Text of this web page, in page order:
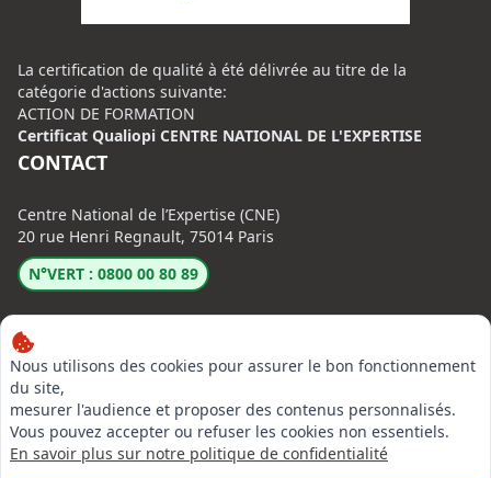
Nous utilisons des cookies pour assurer le bon fonctionnement
du site,
mesurer l'audience et proposer des contenus personnalisés.
Vous pouvez accepter ou refuser les cookies non essentiels.
En savoir plus sur notre politique de confidentialité
La certification de qualité à été délivrée au titre de la
catégorie d'actions suivante:
ACTION DE FORMATION
Certificat Qualiopi CENTRE NATIONAL DE L'EXPERTISE
CONTACT
Centre National de l’Expertise (CNE)
20 rue Henri Regnault, 75014 Paris
N°VERT : 0800 00 80 89
LinkedIn
Instagram